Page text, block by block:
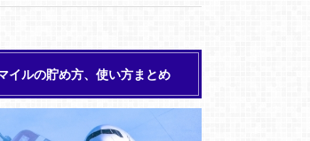
イルの貯め方、使い方まとめ